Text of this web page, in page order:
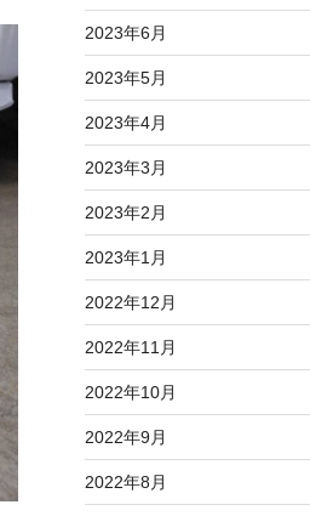
2023年6月
2023年5月
2023年4月
2023年3月
2023年2月
2023年1月
2022年12月
2022年11月
2022年10月
2022年9月
2022年8月